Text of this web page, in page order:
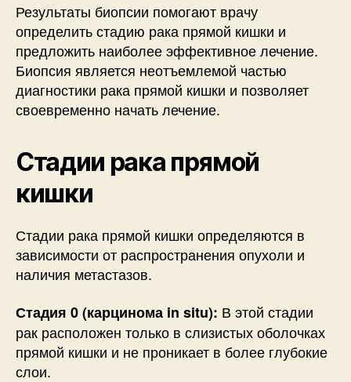
Результаты биопсии помогают врачу
определить стадию рака прямой кишки и
предложить наиболее эффективное лечение.
Биопсия является неотъемлемой частью
диагностики рака прямой кишки и позволяет
своевременно начать лечение.
Стадии рака прямой
кишки
Стадии рака прямой кишки определяются в
зависимости от распространения опухоли и
наличия метастазов.
Стадия 0 (карцинома in situ): В этой стадии
рак расположен только в слизистых оболочках
прямой кишки и не проникает в более глубокие
слои.